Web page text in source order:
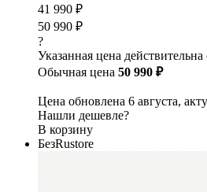
41 990 ₽
50 990 ₽
?
Указанная цена
Обычная цена 50 990 ₽
Цена обновлена 6 августа,
Нашли дешевле?
В корзину
БезRustore